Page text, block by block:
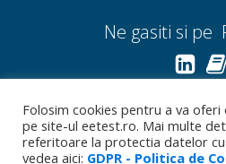
Ne gasiti si pe
Folosim cookies pentru a va
pe site-ul eetest.ro. Mai multe
referitoare la protectia datelor
vedea aici: GDPR - Politica de